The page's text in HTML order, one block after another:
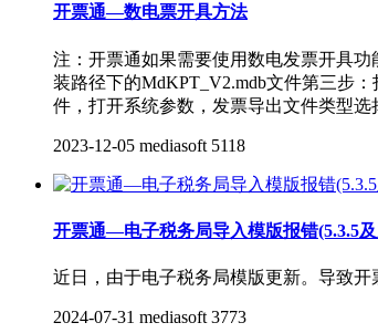
开票通—数电票开具方法
注：开票通如果需要使用数电发票开具
装路径下的MdKPT_V2.mdb文件第三步
件，打开系统参数，发票导出文件类型选
2023-12-05 mediasoft 5118
开票通—电子税务局导入模版报错(5.3.5及
近日，由于电子税务局模版更新。导致开
2024-07-31 mediasoft 3773